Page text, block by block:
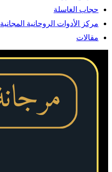
حجاب الغاسلة
مركز الأدوات الروحانية المجانية
مقالات